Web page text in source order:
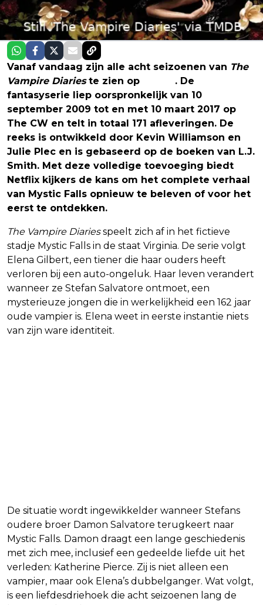
Vanaf vandaag zijn alle acht seizoenen van The
Vampire Diarieste zien op
. De
fantasyserie liep oorspronkelijk van 10
september 2009 tot en met 10 maart 2017 op
The CW en telt in totaal 171 afleveringen. De
reeks is ontwikkeld door Kevin Williamson en
Julie Plec en is gebaseerd op de boeken van L.J.
Smith. Met deze volledige toevoeging biedt
Netflix kijkers de kans om het complete verhaal
van Mystic Falls opnieuw te beleven of voor het
eerst te ontdekken.
The Vampire Diariesspeelt zich af in het fictieve
stadje Mystic Falls in de staat Virginia. De serie volgt
Elena Gilbert, een tiener die haar ouders heeft
verloren bij een auto-ongeluk. Haar leven verandert
wanneer ze Stefan Salvatore ontmoet, een
mysterieuze jongen die in werkelijkheid een 162 jaar
oude vampier is. Elena weet in eerste instantie niets
van zijn ware identiteit.
De situatie wordt ingewikkelder wanneer Stefans
oudere broer Damon Salvatore terugkeert naar
Mystic Falls. Damon draagt een lange geschiedenis
met zich mee, inclusief een gedeelde liefde uit het
verleden: Katherine Pierce. Zij is niet alleen een
vampier, maar ook Elena’s dubbelganger. Wat volgt,
is een liefdesdriehoek die acht seizoenen lang de